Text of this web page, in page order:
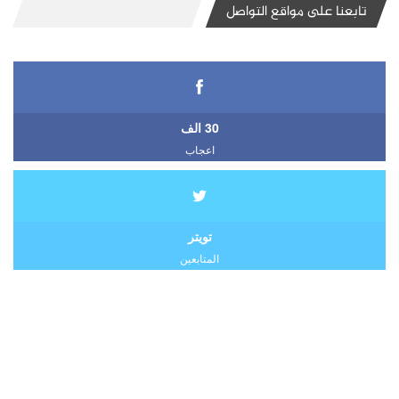
تابعنا على مواقع التواصل
30 الف
اعجاب
تويتر
المتابعين